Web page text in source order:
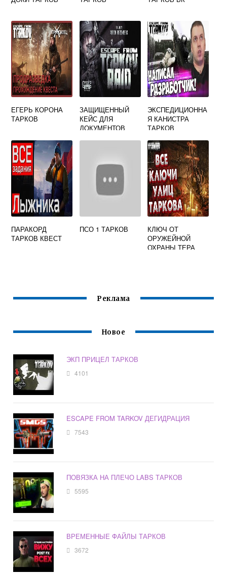
ЕГЕРЬ КОРОНА
ТАРКОВ
ЗАЩИЩЕННЫЙ
КЕЙС ДЛЯ
ДОКУМЕНТОВ
ЭКСПЕДИЦИОННА
Я КАНИСТРА
ТАРКОВ
ПАРАКОРД
ТАРКОВ КВЕСТ
ПСО 1 ТАРКОВ
КЛЮЧ ОТ
ОРУЖЕЙНОЙ
ОХРАНЫ ТЕРА
Реклама
Новое
ЭКП ПРИЦЕЛ ТАРКОВ
4101
ESCAPE FROM TARKOV ДЕГИДРАЦИЯ
7543
ПОВЯЗКА НА ПЛЕЧО LABS ТАРКОВ
5595
ВРЕМЕННЫЕ ФАЙЛЫ ТАРКОВ
3672